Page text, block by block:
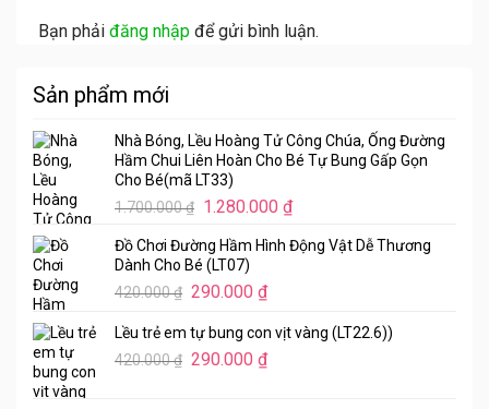
Bạn phải đăng nhập để gửi bình luận.
Sản phẩm mới
Nhà Bóng, Lều Hoàng Tử Công Chúa, Ống Đường
Hầm Chui Liên Hoàn Cho Bé Tự Bung Gấp Gọn
Cho Bé(mã LT33)
1.700.000₫ Giá
là:
1.700.000 ₫.
1.280.000₫Giá
tại
Đồ Chơi Đường Hầm Hình Động Vật Dễ Thương
Dành Cho Bé (LT07)
420.000₫ Giá
là:
420.000 ₫.
290.000₫Giá
tại
là:
Lều trẻ em tự bung con vịt vàng (LT22.6))
420.000₫ Giá
290.000₫Giá